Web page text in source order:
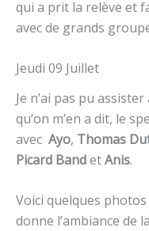
qui a prit la relève et
avec de grands
Jeudi 09 Juillet
Je n’ai pas pu
qu’on m’en a dit, le
avec Ayo, Thomas
Picard BandetAnis.
Voici quelques
donne l’ambiance de